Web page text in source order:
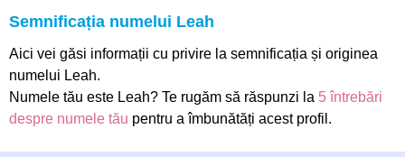
Semnificația numelui Leah
Aici vei găsi informații cu privire la semnificația și originea
numelui Leah.
Numele tău este Leah? Te rugăm să răspunzi la 5 întrebări
despre numele tău pentru a îmbunătăți acest profil.